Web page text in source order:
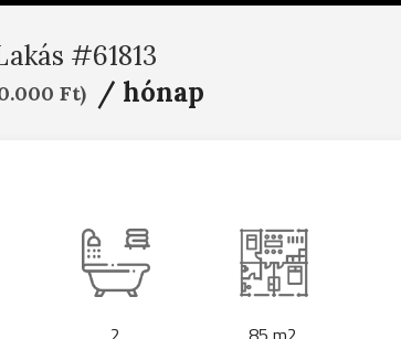
#61813
Ft) / hónap